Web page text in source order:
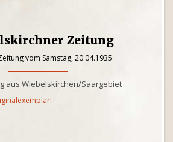
Zeitung
vom Samstag, 20.04.1935
aus Wiebelskirchen/Saargebiet